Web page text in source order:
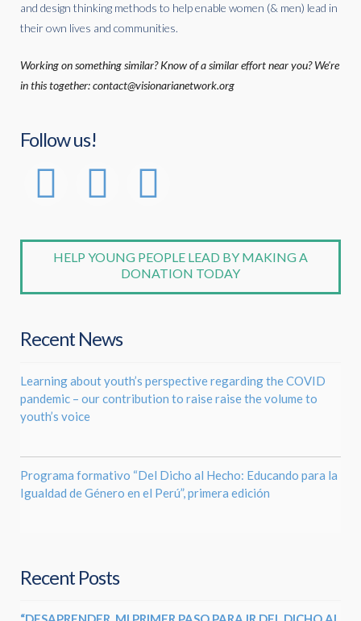
and design thinking methods to help enable women (& men) lead in
their own lives and communities.
Working on something similar? Know of a similar effort near you? We're
in this together: contact@visionarianetwork.org
Follow us!
HELP YOUNG PEOPLE LEAD BY MAKING A
DONATION TODAY
Recent News
Learning about youth’s perspective regarding the COVID
pandemic – our contribution to raise raise the volume to
youth’s voice
Programa formativo “Del Dicho al Hecho: Educando para la
Igualdad de Género en el Perú”, primera edición
Recent Posts